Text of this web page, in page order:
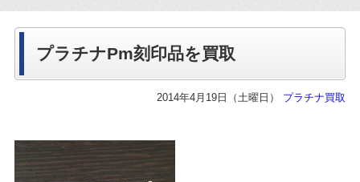
プラチナPm刻印品を買取
2014年4月19日（土曜日） プラチナ買取